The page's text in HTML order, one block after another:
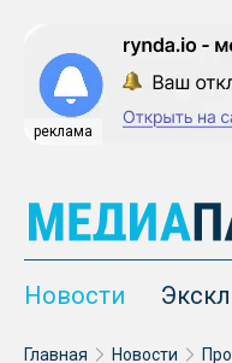
реклама
Новости
Главная Новости